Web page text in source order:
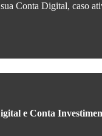
Conta Digital, caso
e Conta